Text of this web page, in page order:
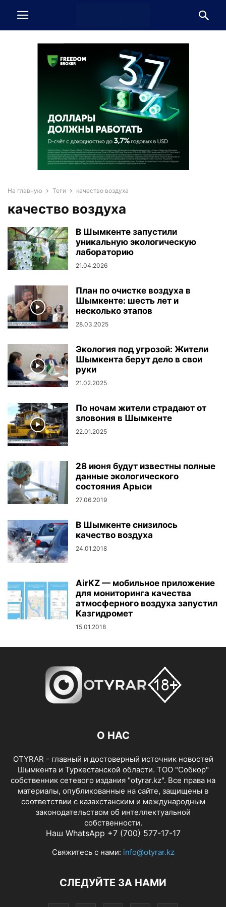
На главную Теги качество воздуха
качество воздуха
В Шымкенте запустили
уникальную экологическую
лабораторию
21.04.2026
План по очистке воздуха в
Шымкенте: шесть лет и
несколько этапов
28.03.2025
Экология под угрозой: Жители
Шымкента берут дело в свои
руки
21.02.2025
По ночам жители страдают от
зловония в Шымкенте
22.01.2025
28 июня будут известны полные
данные экологического
состояния Арыси
27.06.2019
В Шымкенте снизилось
качество воздуха
24.01.2018
AirKZ — мобильное приложение
для мониторинга качества
атмосферного воздуха запустил
Казгидромет
15.01.2018
О НАС
OTYRAR - главный и достоверный источник новостей
Шымкента и Туркестанской области. ТОО "Собкор"
собственник сетевого издания "otyrar.kz". Все права на
материалы, опубликованные на сайте, защищены в
соответствии с казахстанским и международным
законодательством об интеллектуальной
собственности.
Наш WhatsApp +7 (700) 577-17-17
Свяжитесь с нами: info@otyrar.kz
СЛЕДУЙТЕ ЗА НАМИ